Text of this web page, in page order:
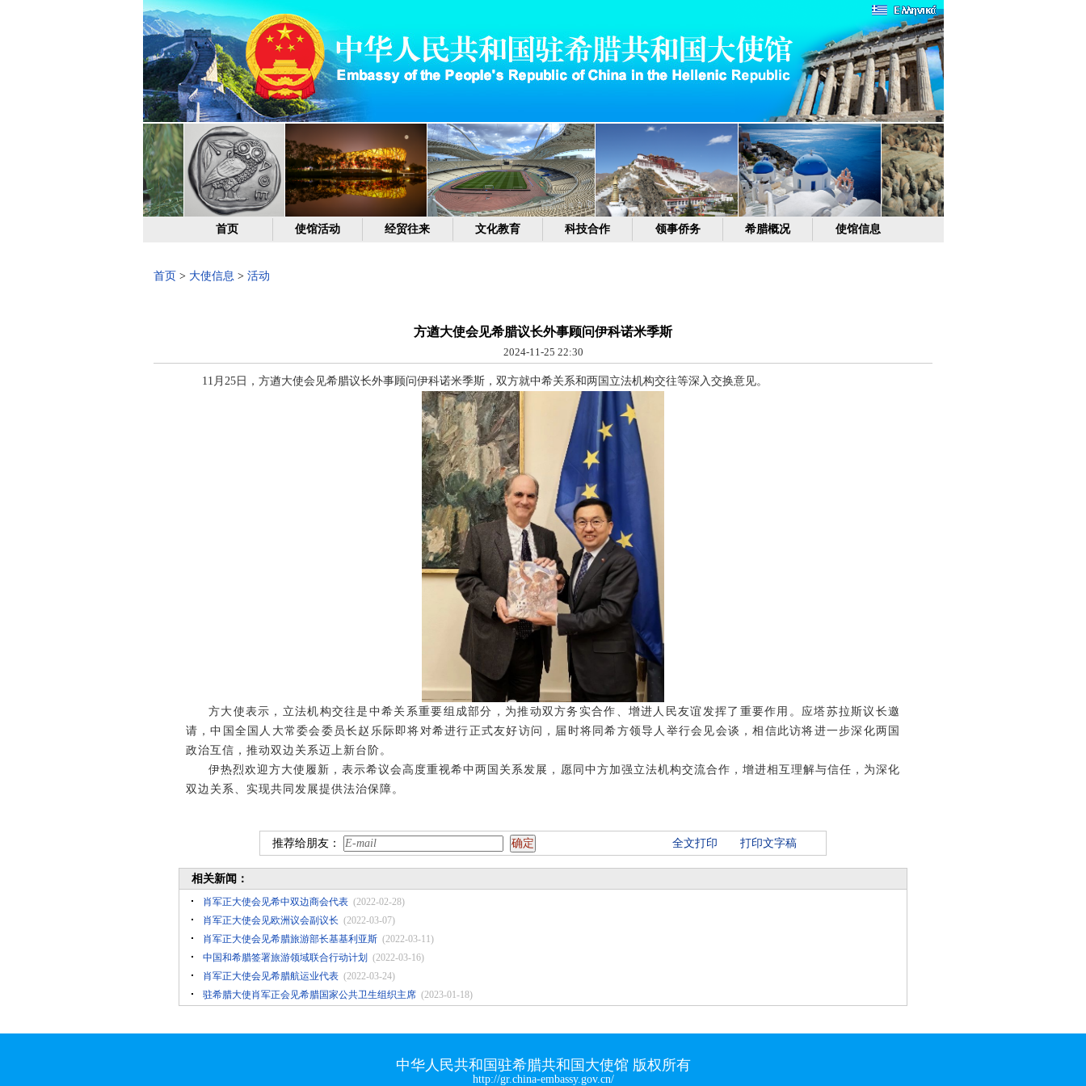
首页 使馆活动 经贸往来 文化教育 科技合作 领事侨务 希腊概况 使馆信息
首页 > 大使信息 > 活动
方遒大使会见希腊议长外事顾问伊科诺米季斯
2024-11-25 22:30
11月25日，方遒大使会见希腊议长外事顾问伊科诺米季斯，双方就中希关系和两国立法机构交往等深入交换意见。
方大使表示，立法机构交往是中希关系重要组成部分，为推动双方务实合作、增进人民友谊发挥了重要作用。应塔苏拉斯议长邀
请，中国全国人大常委会委员长赵乐际即将对希进行正式友好访问，届时将同希方领导人举行会见会谈，相信此访将进一步深化两国
政治互信，推动双边关系迈上新台阶。
伊热烈欢迎方大使履新，表示希议会高度重视希中两国关系发展，愿同中方加强立法机构交流合作，增进相互理解与信任，为深化
双边关系、实现共同发展提供法治保障。
推荐给朋友： 全文打印 打印文字稿
相关新闻：
肖军正大使会见希中双边商会代表 (2022-02-28)
肖军正大使会见欧洲议会副议长 (2022-03-07)
肖军正大使会见希腊旅游部长基基利亚斯 (2022-03-11)
中国和希腊签署旅游领域联合行动计划 (2022-03-16)
肖军正大使会见希腊航运业代表 (2022-03-24)
驻希腊大使肖军正会见希腊国家公共卫生组织主席 (2023-01-18)
中华人民共和国驻希腊共和国大使馆 版权所有
http://gr.china-embassy.gov.cn/